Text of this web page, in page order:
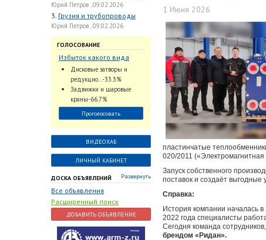
Юрий Петров , 09.02.2026
3. Грузия и трубопроводы
Юрий Петров , 09.02.2026
ГОЛОСОВАНИЕ
Избыток какого вида
трубопроводной
арматуры наблюдается
на Российском рынке с
2024 по 2026 годы?
Дисковые затворы и
редукцио...-33.3%
Задвижки и шаровые
краны-66.7%
Проголосовать
ВИДЕОХАБ
ЛИЧНЫЙ КАБИНЕТ
ДОСКА ОБЪЯВЛЕНИЙ Развернуть
Все объявления
Расширенный поиск
ДОБАВИТЬ ОБЪЯВЛЕНИЕ
1 Июня 2026
пластинчатые
020/2011
Запуск собственного
поставок и создаёт
Справка:
История компании началась
2022 года специалисты
Сегодня команда
брендом «Ридан».